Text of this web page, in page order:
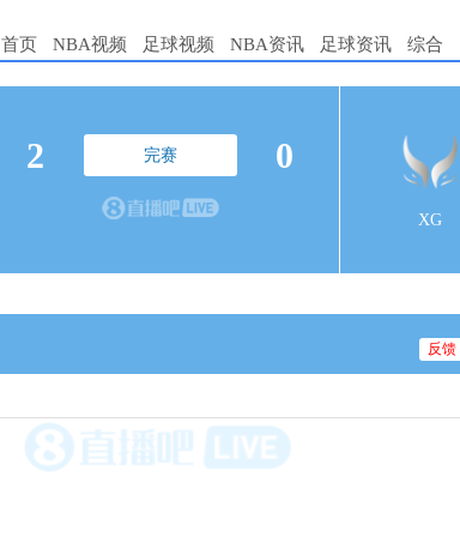
首页 NBA视频 足球视频 NBA资讯 足球资讯 综合
2 完赛 0
XG
反馈